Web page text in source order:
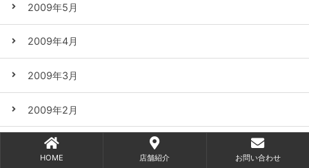
2009年5月
2009年4月
2009年3月
2009年2月
2009年1月
HOME 店舗紹介 お問い合わせ